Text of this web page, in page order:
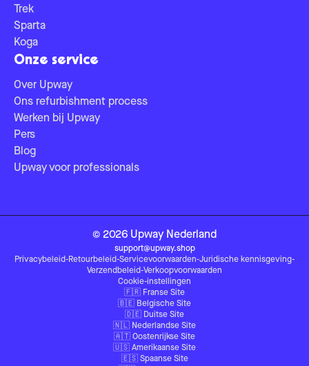
Trek
Sparta
Koga
Onze service
Over Upway
Ons refurbishment process
Werken bij Upway
Pers
Blog
Upway voor professionals
© 2026 Upway Nederland
support@upway.shop
Privacybeleid-Retourbeleid-Servicevoorwaarden-Juridische kennisgeving-
Verzendbeleid-Verkoopvoorwaarden
Cookie-instellingen
🇫🇷 Franse Site
🇧🇪 Belgische Site
🇩🇪 Duitse Site
🇳🇱 Nederlandse Site
🇦🇹 Oostenrijkse Site
🇺🇸 Amerikaanse Site
🇪🇸 Spaanse Site